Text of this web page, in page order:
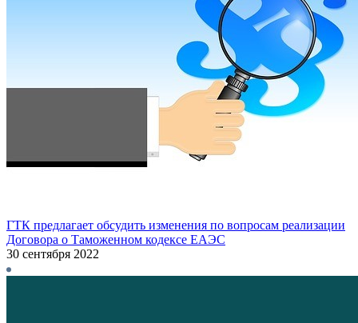
ГТК предлагает обсудить изменения по вопросам реализации
Договора о Таможенном кодексе ЕАЭС
30 сентября 2022